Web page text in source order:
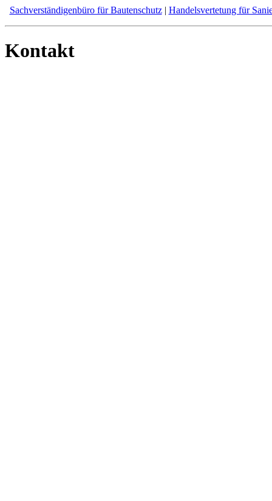
Sachverständigenbüro für Bautenschutz| Handelsvertetung für
Kontakt